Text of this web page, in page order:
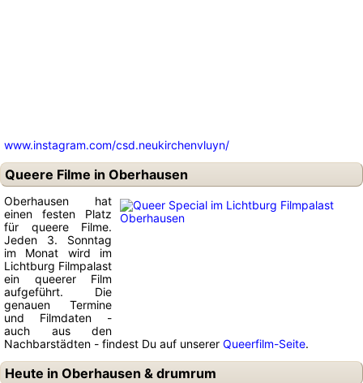
www.instagram.com/csd.neukirchenvluyn/
Queere Filme in Oberhausen
Oberhausen hat
einen festen Platz
für queere Filme.
Jeden 3. Sonntag
im Monat wird im
Lichtburg Filmpalast
ein queerer Film
aufgeführt. Die
genauen Termine
und Filmdaten -
auch aus den
Nachbarstädten - findest Du auf unserer Queerfilm-Seite.
Heute in Oberhausen & drumrum